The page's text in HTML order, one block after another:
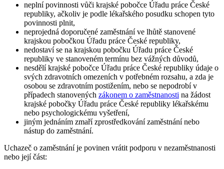
neplní povinnosti vůči krajské pobočce Úřadu práce České
republiky, ačkoliv je podle lékařského posudku schopen tyto
povinnosti plnit,
neprojedná doporučené zaměstnání ve lhůtě stanovené
krajskou pobočkou Úřadu práce České republiky,
nedostaví se na krajskou pobočku Úřadu práce České
republiky ve stanoveném termínu bez vážných důvodů,
nesdělí krajské pobočce Úřadu práce České republiky údaje o
svých zdravotních omezeních v potřebném rozsahu, a zda je
osobou se zdravotním postižením, nebo se nepodrobí v
případech stanovených zákonem o zaměstnanosti na žádost
krajské pobočky Úřadu práce České republiky lékařskému
nebo psychologickému vyšetření,
jiným jednáním zmaří zprostředkování zaměstnání nebo
nástup do zaměstnání.
Uchazeč o zaměstnání je povinen vrátit podporu v nezaměstnanosti
nebo její část: